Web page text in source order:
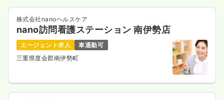
株式会社nanoヘルスケア
nano訪問看護ステーション 南伊勢店
エージェント求人
車通勤可
三重県度会郡南伊勢町